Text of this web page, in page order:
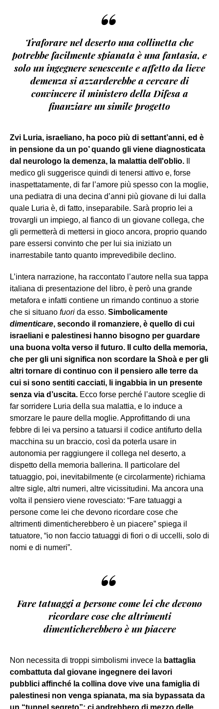
“
Traforare nel deserto una collinetta che
potrebbe facilmente spianata è una fantasia, e
solo un ingegnere senescente e affetto da lieve
demenza si azzarderebbe a cercare di
convincere il ministero della Difesa a
finanziare un simile progetto
Zvi Luria, israeliano, ha poco più di settant’anni, ed è
in pensione da un po’ quando gli viene diagnosticata
dal neurologo la demenza, la malattia dell'oblio.
medico gli suggerisce quindi di tenersi attivo e, forse
inaspettatamente, di far l’amore più spesso con la moglie,
una pediatra di una decina d’anni più giovane di lui dalla
quale Luria è, di fatto, inseparabile. Sarà proprio lei a
trovargli un impiego, al fianco di un giovane collega, che
gli permetterà di mettersi in gioco ancora, proprio quando
pare essersi convinto che per lui sia iniziato un
inarrestabile tanto quanto imprevedibile declino.
L’intera narrazione, ha raccontato l’autore nella sua tappa
italiana di presentazione del libro, è però una grande
metafora e infatti contiene un rimando continuo a storie
che si situano fuori da esso. Simbolicamente
dimenticare, secondo il romanziere, è quello di cui
israeliani e palestinesi hanno bisogno per guardare
una buona volta verso il futuro. Il culto della memoria,
che per gli uni significa non scordare la Shoà e per gli
altri tornare di continuo con il pensiero alle terre da
cui si sono sentiti cacciati, li ingabbia in un presente
senza via d’uscita. Ecco forse perché l’autore sceglie di
far sorridere Luria della sua malattia, e lo induce a
smorzare le paure della moglie. Approfittando di una
febbre di lei va persino a tatuarsi il codice antifurto della
macchina su un braccio, così da poterla usare in
autonomia per raggiungere il collega nel deserto, a
dispetto della memoria ballerina. Il particolare del
tatuaggio, poi, inevitabilmente (e circolarmente) richiama
altre sigle, altri numeri, altre vicissitudini. Ma ancora una
volta il pensiero viene rovesciato: “Fare tatuaggi a
persone come lei che devono ricordare cose che
altrimenti dimenticherebbero è un piacere” spiega il
tatuatore, “io non faccio tatuaggi di fiori o di uccelli, solo di
nomi e di numeri”.
“
Fare tatuaggi a persone come lei che devono
ricordare cose che altrimenti
dimenticherebbero è un piacere
Non necessita di troppi simbolismi invece la battaglia
combattuta dal giovane ingegnere dei lavori
pubblici affinché la collina dove vive una famiglia di
palestinesi non venga spianata, ma sia bypassata da